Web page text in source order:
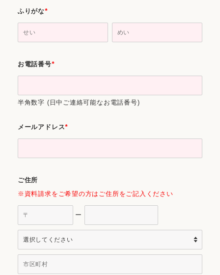
ふりがな*
お電話番号*
半角数字 (日中ご連絡可能なお電話番号)
メールアドレス*
ご住所
※資料請求をご希望の方は ご住所をご記入ください
ー